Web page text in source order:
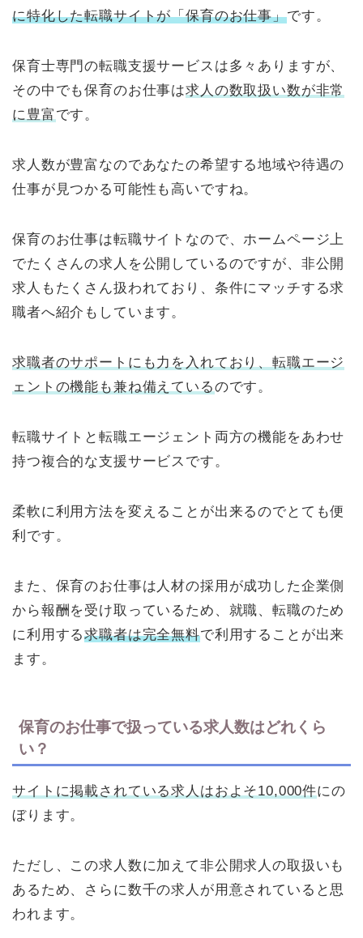
に特化した転職サイトが「保育のお仕事」です。
保育士専門の転職支援サービスは多々ありますが、
その中でも保育のお仕事は求人の数取扱い数が非常
に豊富 です。
求人数が豊富なのであなたの希望する地域や待遇の
仕事が見つかる可能性も高いですね。
保育のお仕事は転職サイトなので、ホームページ上
でたくさんの求人を公開しているのですが、非公開
求人もたくさん扱われており、条件にマッチする求
職者へ紹介もしています。
求職者のサポートにも力を入れており、転職エージ
ェントの機能も兼ね備えているのです。
転職サイトと転職エージェント両方の機能をあわせ
持つ複合的な支援サービスです。
柔軟に利用方法を変えることが出来るのでとても便
利です。
また、保育のお仕事は人材の採用が成功した企業側
から報酬を受け取っているため、就職、転職のため
に利用する求職者は完全無料で利用することが出来
ます。
保育のお仕事で扱っている求人数はどれくら
い？
サイトに掲載されている求人はおよそ10,000件にの
ぼります。
ただし、この求人数に加えて非公開求人の取扱いも
あるため、さらに数千の求人が用意されていると思
われます。